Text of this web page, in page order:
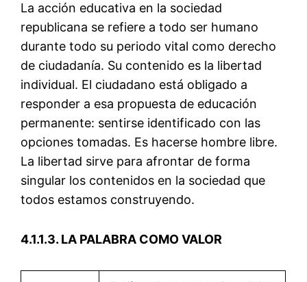
La acción educativa en la sociedad
republicana se refiere a todo ser humano
durante todo su periodo vital como derecho
de ciudadanía. Su contenido es la libertad
individual. El ciudadano está obligado a
responder a esa propuesta de educación
permanente: sentirse identificado con las
opciones tomadas. Es hacerse hombre libre.
La libertad sirve para afrontar de forma
singular los contenidos en la sociedad que
todos estamos construyendo.
4.1.1.3. LA PALABRA COMO VALOR